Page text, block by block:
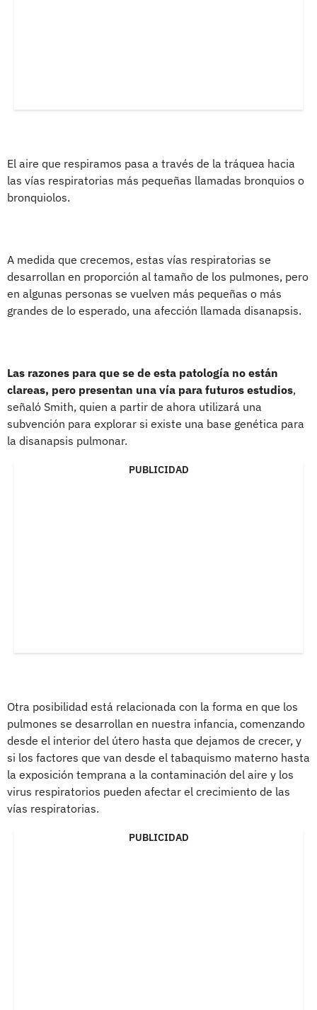
El aire que respiramos pasa a través de la tráquea hacia
las vías respiratorias más pequeñas llamadas bronquios o
bronquiolos.
A medida que crecemos, estas vías respiratorias se
desarrollan en proporción al tamaño de los pulmones, pero
en algunas personas se vuelven más pequeñas o más
grandes de lo esperado, una afección llamada disanapsis.
Las razones para que se de esta patología no están
clareas, pero presentan una vía para futuros estudios,
señaló Smith, quien a partir de ahora utilizará una
subvención para explorar si existe una base genética para
la disanapsis pulmonar.
PUBLICIDAD
Otra posibilidad está relacionada con la forma en que los
pulmones se desarrollan en nuestra infancia, comenzando
desde el interior del útero hasta que dejamos de crecer, y
si los factores que van desde el tabaquismo materno hasta
la exposición temprana a la contaminación del aire y los
virus respiratorios pueden afectar el crecimiento de las
vías respiratorias.
PUBLICIDAD